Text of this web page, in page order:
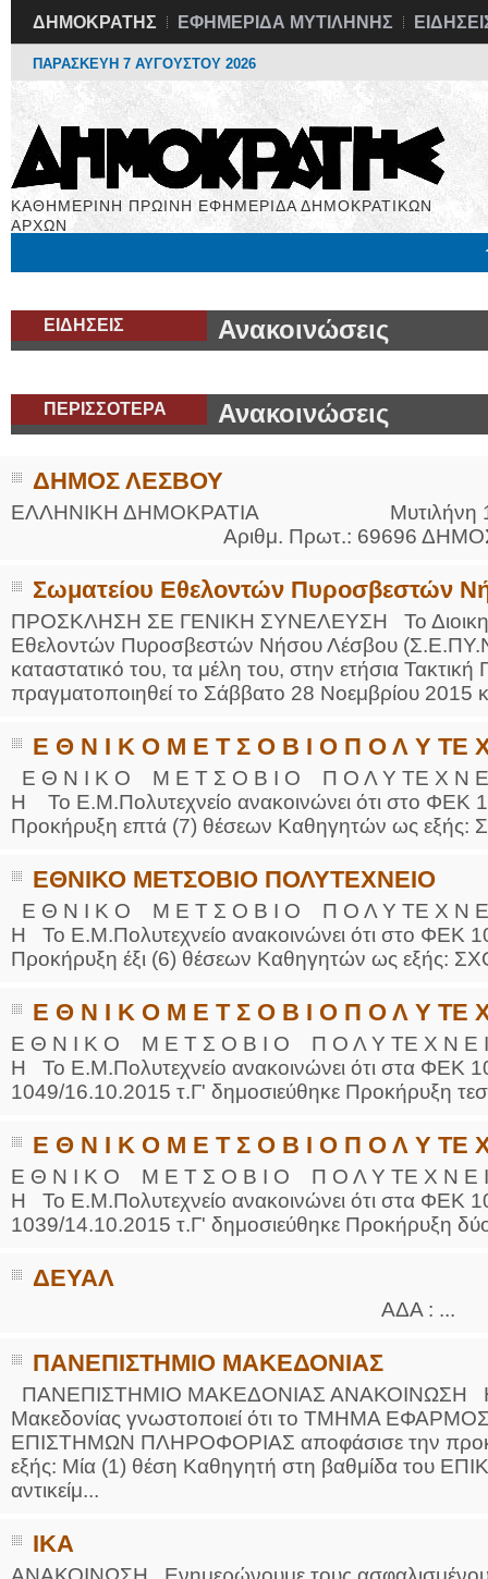
ΔΗΜΟΚΡΑΤΗΣ ΕΦΗΜΕΡΙΔΑ ΜΥΤΙΛΗΝΗΣ
ΠΑΡΑΣΚΕΥΗ 7 ΑΥΓΟΥΣΤΟΥ 2026
ΚΑΘΗΜΕΡΙΝΗ ΠΡΩΙΝΗ ΕΦΗΜΕΡΙΔΑ ΔΗΜΟΚΡΑΤΙΚΩΝ
ΑΡΧΩΝ
ΕΙΔΗΣΕΙΣ Ανακοινώσεις
ΠΕΡΙΣΣΟΤΕΡΑ Ανακοινώσεις
ΔΗΜΟΣ ΛΕΣΒΟΥ
ΕΛΛΗΝΙΚΗ ΔΗΜΟΚΡΑΤΙΑ Μυτιλήνη 10-
Αριθμ. Πρωτ.: 69696 ΔΗΜΟΣ
Σωματείου Εθελοντών Πυροσβεστών
ΠΡΟΣΚΛΗΣΗ ΣΕ ΓΕΝΙΚΗ ΣΥΝΕΛΕΥΣΗ Το
Εθελοντών Πυροσβεστών Νήσου Λέσβου
καταστατικό του, τα μέλη του, στην ετήσια
πραγματοποιηθεί το Σάββατο 28 Νοεμβρίου 2015
Ε Θ Ν Ι Κ Ο Μ Ε Τ Σ Ο Β Ι Ο Π Ο Λ Υ ΤΕ
Ε Θ Ν Ι Κ Ο Μ Ε Τ Σ Ο Β Ι Ο Π Ο Λ Υ ΤΕ Χ Ν Ε
Η Το Ε.Μ.Πολυτεχνείο ανακοινώνει ότι στο ΦΕΚ
Προκήρυξη επτά (7) θέσεων Καθηγητών ως
ΕΘΝΙΚΟ ΜΕΤΣΟΒΙΟ ΠΟΛΥΤΕΧΝΕΙΟ
Ε Θ Ν Ι Κ Ο Μ Ε Τ Σ Ο Β Ι Ο Π Ο Λ Υ ΤΕ Χ Ν Ε
Η Το Ε.Μ.Πολυτεχνείο ανακοινώνει ότι στο ΦΕΚ
Προκήρυξη έξι (6) θέσεων Καθηγητών ως εξής:
Ε Θ Ν Ι Κ Ο Μ Ε Τ Σ Ο Β Ι Ο Π Ο Λ Υ ΤΕ
Ε Θ Ν Ι Κ Ο Μ Ε Τ Σ Ο Β Ι Ο Π Ο Λ Υ ΤΕ Χ Ν Ε
Η Το Ε.Μ.Πολυτεχνείο ανακοινώνει ότι στα ΦΕΚ
1049/16.10.2015 τ.Γ' δημοσιεύθηκε Προκήρυξη
Ε Θ Ν Ι Κ Ο Μ Ε Τ Σ Ο Β Ι Ο Π Ο Λ Υ ΤΕ
Ε Θ Ν Ι Κ Ο Μ Ε Τ Σ Ο Β Ι Ο Π Ο Λ Υ ΤΕ Χ Ν Ε
Η Το Ε.Μ.Πολυτεχνείο ανακοινώνει ότι στα ΦΕΚ
1039/14.10.2015 τ.Γ' δημοσιεύθηκε Προκήρυξη
ΔΕΥΑΛ
ΑΔΑ : ...
ΠΑΝΕΠΙΣΤΗΜΙΟ ΜΑΚΕΔΟΝΙΑΣ
ΠΑΝΕΠΙΣΤΗΜΙΟ ΜΑΚΕΔΟΝΙΑΣ ΑΝΑΚΟΙΝΩΣΗ Η
Μακεδονίας γνωστοποιεί ότι το ΤΜΗΜΑ
ΕΠΙΣΤΗΜΩΝ ΠΛΗΡΟΦΟΡΙΑΣ αποφάσισε την
εξής: Μία (1) θέση Καθηγητή στη βαθμίδα του
αντικείμ...
ΙΚΑ